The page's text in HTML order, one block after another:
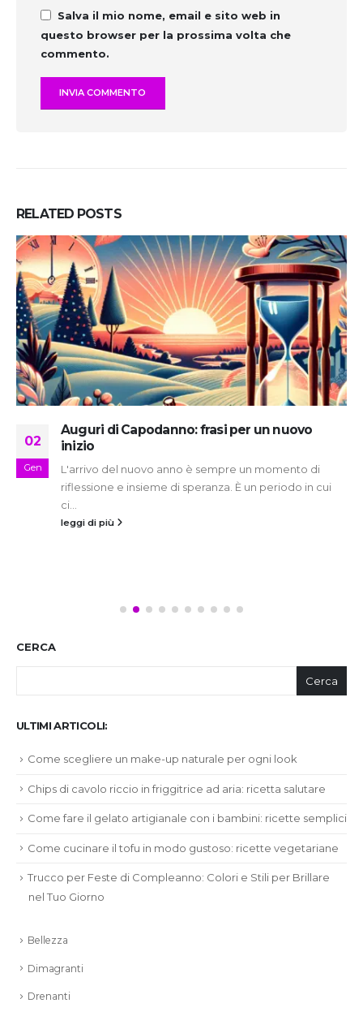
Salva il mio nome, email e sito web in
questo browser per la prossima volta che
commento.
RELATED POSTS
02
Gen
Auguri di Capodanno: frasi per un nuovo
inizio
L'arrivo del nuovo anno è sempre un momento di
riflessione e insieme di speranza. È un periodo in cui
ci...
leggi di più
CERCA
Cerca
ULTIMI ARTICOLI:
Come scegliere un make-up naturale per ogni look
Chips di cavolo riccio in friggitrice ad aria: ricetta salutare
Come fare il gelato artigianale con i bambini: ricette semplici
Come cucinare il tofu in modo gustoso: ricette vegetariane
Trucco per Feste di Compleanno: Colori e Stili per Brillare
nel Tuo Giorno
Bellezza
Dimagranti
Drenanti